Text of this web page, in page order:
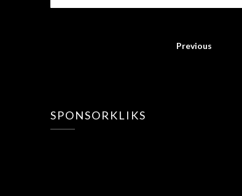
Previous
SPONSORKLIKS